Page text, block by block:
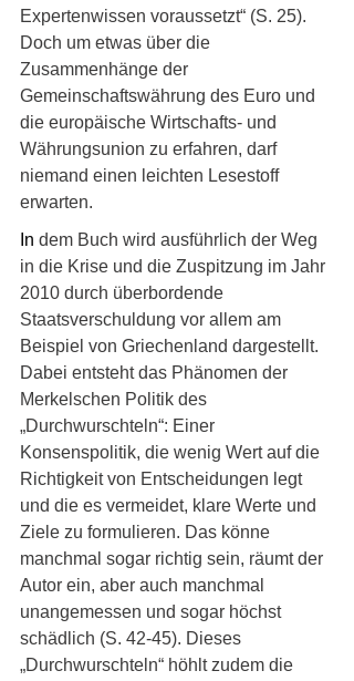
Expertenwissen voraussetzt“ (S. 25).
Doch um etwas über die
Zusammenhänge der
Gemeinschaftswährung des Euro und
die europäische Wirtschafts- und
Währungsunion zu erfahren, darf
niemand einen leichten Lesestoff
erwarten.
In dem Buch wird ausführlich der Weg
in die Krise und die Zuspitzung im Jahr
2010 durch überbordende
Staatsverschuldung vor allem am
Beispiel von Griechenland dargestellt.
Dabei entsteht das Phänomen der
Merkelschen Politik des
„Durchwurschteln“: Einer
Konsenspolitik, die wenig Wert auf die
Richtigkeit von Entscheidungen legt
und die es vermeidet, klare Werte und
Ziele zu formulieren. Das könne
manchmal sogar richtig sein, räumt der
Autor ein, aber auch manchmal
unangemessen und sogar höchst
schädlich (S. 42-45). Dieses
„Durchwurschteln“ höhlt zudem die